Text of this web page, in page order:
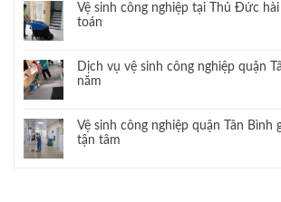
Vệ sinh công nghiệp tại Thủ Đức
toán
Dịch vụ vệ sinh công nghiệp quận
năm
Vệ sinh công nghiệp quận Tân Bình
tận tâm